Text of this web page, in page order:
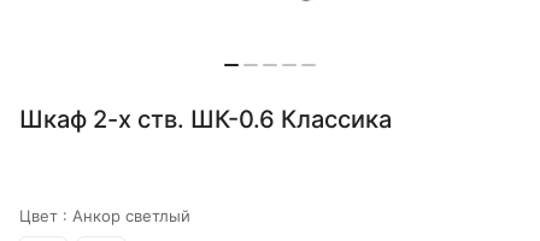
Шкаф 2-х ств. ШК-0.6 Классика
Цвет : Анкор светлый